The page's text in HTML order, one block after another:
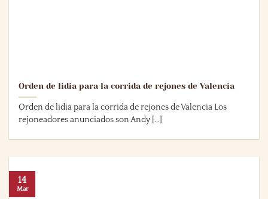
Orden de lidia para la corrida de rejones de Valencia
Orden de lidia para la corrida de rejones de Valencia Los
rejoneadores anunciados son Andy [...]
14
Mar